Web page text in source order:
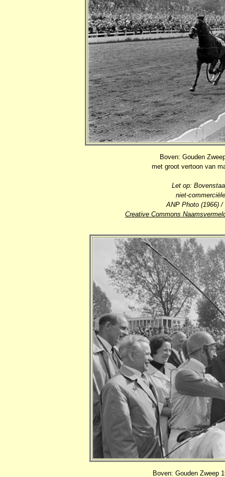
Boven: Gouden
met groot vertoon van
Let op:
niet-
ANP Photo (1966)
Creative Commons
Boven: Gouden Zweep